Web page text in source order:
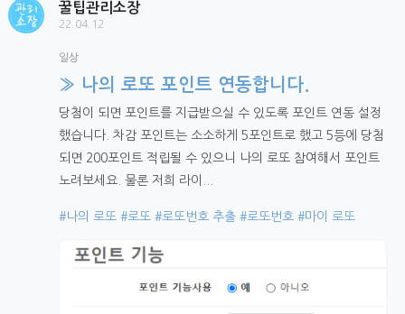
꿀팁관리소장
22.04.12
일상
» 나의 로또 포인트 연동합니다.
당첨이 되면 포인트를 지급받으실 수 있도록 포인트 연동 설정
했습니다. 차감 포인트는 소소하게 5포인트로 했고 5등에 당첨
되면 200포인트 적립될 수 있으니 나의 로또 참여해서 포인트
노려보세요. 물론 저희 라이...
#나의 로또 #로또 #로또번호 추출 #로또번호 #마이 로또